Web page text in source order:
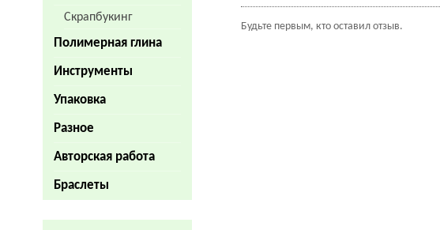
Скрапбукинг
Полимерная глина
Инструменты
Упаковка
Разное
Авторская работа
Браслеты
Будьте первым, кто оставил отзыв.